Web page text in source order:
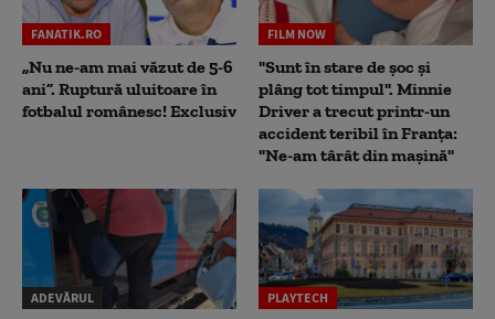
FANATIK.RO
„Nu ne-am mai văzut de 5-6
ani”. Ruptură uluitoare în
fotbalul românesc! Exclusiv
FILM NOW
"Sunt în stare de șoc și
plâng tot timpul". Minnie
Driver a trecut printr-un
accident teribil în Franța:
"Ne-am târât din mașină"
ADEVĂRUL PLAYTECH